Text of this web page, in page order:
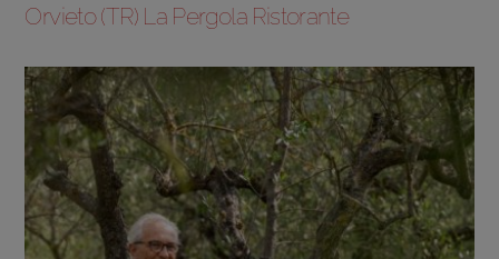
Orvieto (TR) La Pergola Ristorante